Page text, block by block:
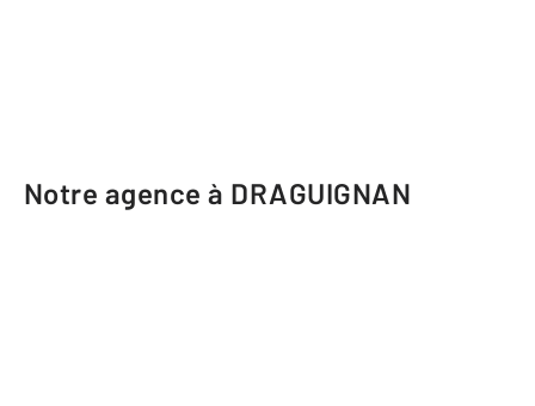
Notre agence à DRAGUIGNAN